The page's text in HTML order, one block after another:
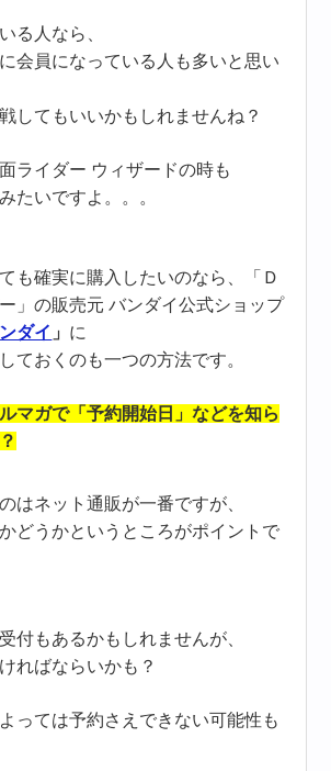
る人なら、
会員になっている人も多いと思い
してもいいかもしれませんね？
ライダー ウィザードの時も
たいですよ。。。
も確実に購入したいのなら、「Ｄ
」の販売元 バンダイ公式ショップ
ダイ 」 に
ておくのも一つの方法です。
マガで「予約開始日」などを知ら
はネット通販が一番ですが、
どうかというところがポイントで
付もあるかもしれませんが、
ればならいかも？
っては予約さえできない可能性も